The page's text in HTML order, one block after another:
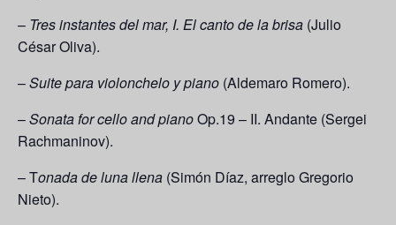
– Tres instantes del mar, I. El canto de la brisa (Julio
César Oliva).
–Suite para violonchelo y piano (Aldemaro Romero).
–Sonata for cello and pianoOp.19 – II. Andante (Sergei
Rachmaninov).
– Tonada de luna llena (Simón Díaz, arreglo Gregorio
Nieto).